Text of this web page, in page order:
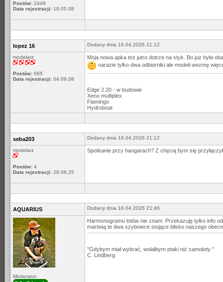
Postów: 2449
Data rejestracji: 19.05.08
lopez 16 Dodany dnia 16.04.2026 21:12
modelarz
Postów: 665
Data rejestracji: 04.09.08
Moja nowa apka też jutro dotrze na styk. Bo już była
narazie tylko dwa odbiorniki ale modeli wezmę
Edge 2.20 - w budowie
Xeno multiplex
Flamingo
Hydroboat
seba203 Dodany dnia 16.04.2026 21:12
modelarz
Postów: 4
Data rejestracji: 29.06.25
Spotkanie przy hangarach? Z chęcią bym się
AQUARIUS Dodany dnia 16.04.2026 21:46
Moderator
Harmonogramu lotów nie znam. Przekazuję tylko info
martwią te dwa szybowce stojące blisko naszego
"Gdybym miał wybrać, wolałbym ptaki niż samoloty "
C. Lindberg